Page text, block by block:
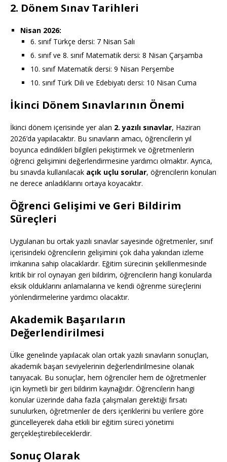
2. Dönem Sınav Tarihleri
Nisan 2026:
6. sınıf Türkçe dersi: 7 Nisan Salı
6. sınıf ve 8. sınıf Matematik dersi: 8 Nisan Çarşamba
10. sınıf Matematik dersi: 9 Nisan Perşembe
10. sınıf Türk Dili ve Edebiyatı dersi: 10 Nisan Cuma
İkinci Dönem Sınavlarının Önemi
İkinci dönem içerisinde yer alan 2. yazılı sınavlar, Haziran
2026’da yapılacaktır. Bu sınavların amacı, öğrencilerin yıl
boyunca edindikleri bilgileri pekiştirmek ve öğretmenlerin
öğrenci gelişimini değerlendirmesine yardımcı olmaktır. Ayrıca,
bu sınavda kullanılacak açık uçlu sorular, öğrencilerin konuları
ne derece anladıklarını ortaya koyacaktır.
Öğrenci Gelişimi ve Geri Bildirim
Süreçleri
Uygulanan bu ortak yazılı sınavlar sayesinde öğretmenler, sınıf
içerisindeki öğrencilerin gelişimini çok daha yakından izleme
imkanına sahip olacaklardır. Eğitim sürecinin şekillenmesinde
kritik bir rol oynayan geri bildirim, öğrencilerin hangi konularda
eksik olduklarını anlamalarına ve kendi öğrenme süreçlerini
yönlendirmelerine yardımcı olacaktır.
Akademik Başarıların
Değerlendirilmesi
Ülke genelinde yapılacak olan ortak yazılı sınavların sonuçları,
akademik başarı seviyelerinin değerlendirilmesine olanak
tanıyacak. Bu sonuçlar, hem öğrenciler hem de öğretmenler
için kıymetli bir geri bildirim kaynağıdır. Öğrencilerin hangi
konular üzerinde daha fazla çalışmaları gerektiği fırsatı
sunulurken, öğretmenler de ders içeriklerini bu verilere göre
güncelleyerek daha etkili bir eğitim süreci yönetimi
gerçekleştirebileceklerdir.
Sonuç Olarak